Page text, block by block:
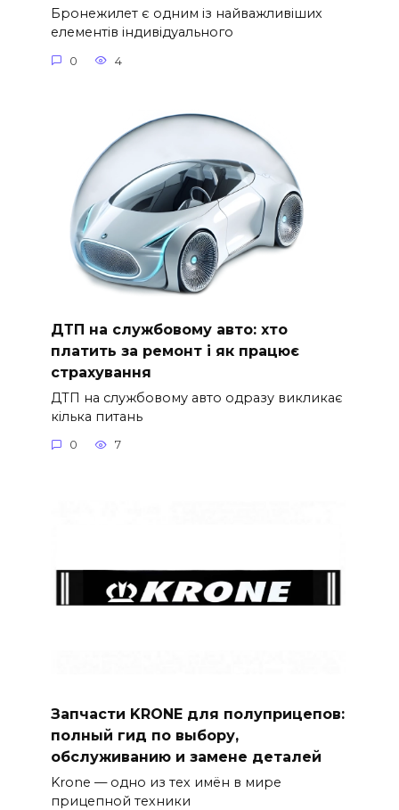
Бронежилет є одним із найважливіших
елементів індивідуального
0 4
ДТП на службовому авто: хто
платить за ремонт і як працює
страхування
ДТП на службовому авто одразу викликає
кілька питань
0 7
Запчасти KRONE для полуприцепов:
полный гид по выбору,
обслуживанию и замене деталей
Krone — одно из тех имён в мире
прицепной техники